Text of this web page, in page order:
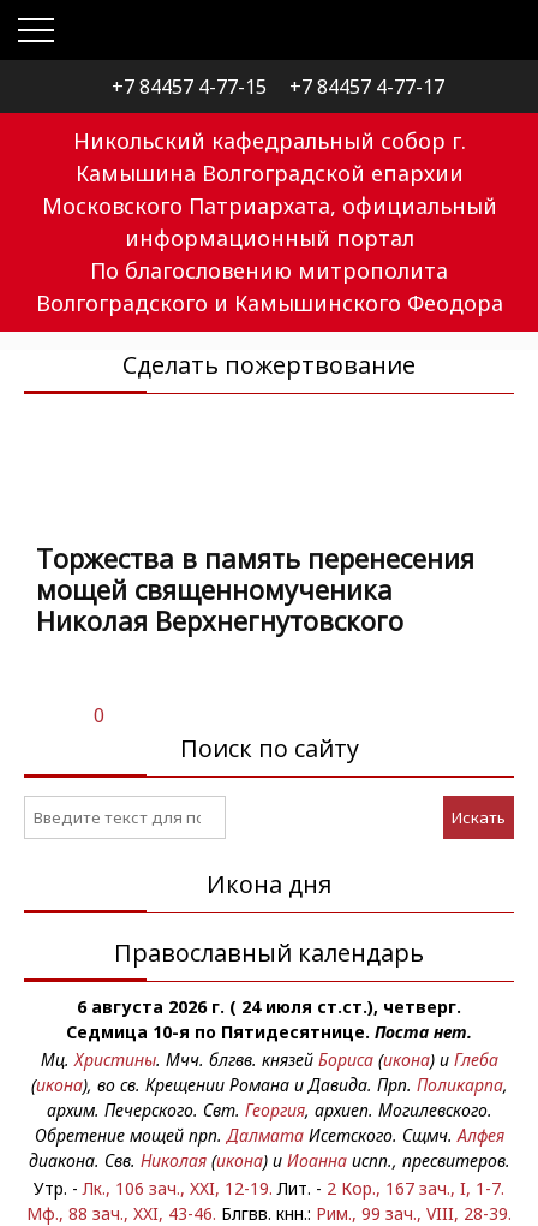
+7 84457 4-77-15 +7 84457 4-77-17
Никольский кафедральный собор г.
Камышина Волгоградской епархии
Московского Патриархата, официальный
информационный портал
По благословению митрополита
Волгоградского и Камышинского Феодора
Сделать пожертвование
Торжества в память перенесения
мощей священномученика
Николая Верхнегнутовского
0
Поиск по сайту
Искать
Икона дня
Православный календарь
6 августа 2026 г. ( 24 июля ст.ст.), четверг.
Седмица 10-я по Пятидесятнице. Поста нет.
Мц.Христины. Мчч. блгвв. князей Бориса(икона) и Глеба
(икона), во св. Крещении Романа и Давида. Прп. Поликарпа,
архим. Печерского. Свт. Георгия, архиеп. Могилевского.
Обретение мощей прп.ДалматаИсетского. Сщмч.Алфея
диакона. Свв. Николая(икона) и Иоаннаиспп., пресвитеров.
Утр. -Лк., 106 зач., XXI, 12-19. Лит. - 2 Кор., 167 зач., I, 1-7.
Мф., 88 зач., XXI, 43-46. Блгвв. кнн.: Рим., 99 зач., VIII, 28-39.